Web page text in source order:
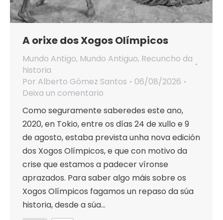
A orixe dos Xogos Olímpicos
Mundo Antigo, Mundo Antiguo, Recuncho da
historia
Por Alberto Gómez Santos
06/08/2026
Deixa un comentario
Como seguramente saberedes este ano,
2020, en Tokio, entre os días 24 de xullo e 9
de agosto, estaba prevista unha nova edición
dos Xogos Olímpicos, e que con motivo da
crise que estamos a padecer víronse
aprazados. Para saber algo máis sobre os
Xogos Olímpicos fagamos un repaso da súa
historia, desde a súa…